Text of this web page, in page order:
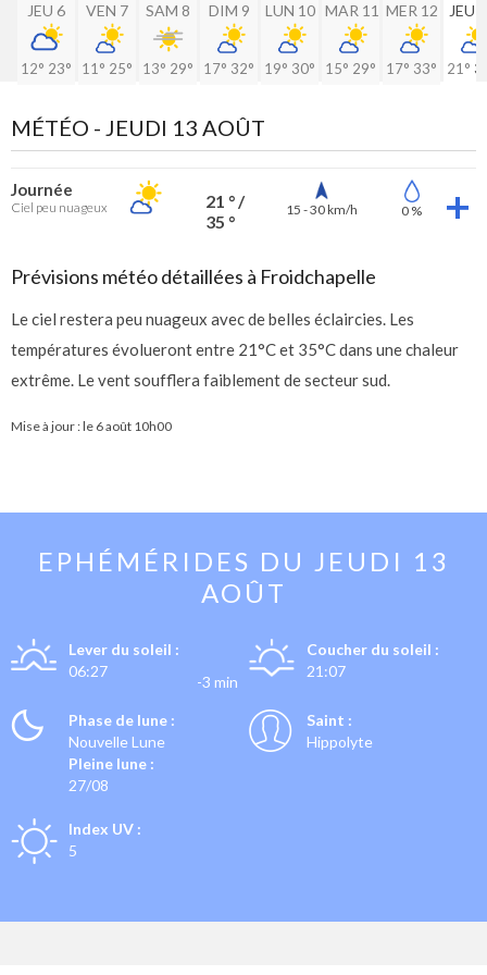
JEU 6
12° 23°
VEN 7
11° 25°
SAM 8
13° 29°
DIM 9
17° 32°
LUN 10
19° 30°
MAR 11
15° 29°
MER 12
17° 33°
JEU
21°
MÉTÉO - JEUDI 13 AOÛT
Journée
Ciel peu nuageux
21 ° /
35 °
15 - 30 km/h 0 %
Prévisions météo détaillées à Froidchapelle
Le ciel restera peu nuageux avec de belles éclaircies. Les
températures évolueront entre 21°C et 35°C dans une chaleur
extrême. Le vent soufflera faiblement de secteur sud.
Mise à jour : le 6 août 10h00
EPHÉMÉRIDES DU JEUDI 13
AOÛT
Lever du soleil :
06:27
-3 min
Coucher du soleil :
21:07
Phase de lune :
Nouvelle Lune
Pleine lune :
27/08
Saint :
Hippolyte
Index UV :
5